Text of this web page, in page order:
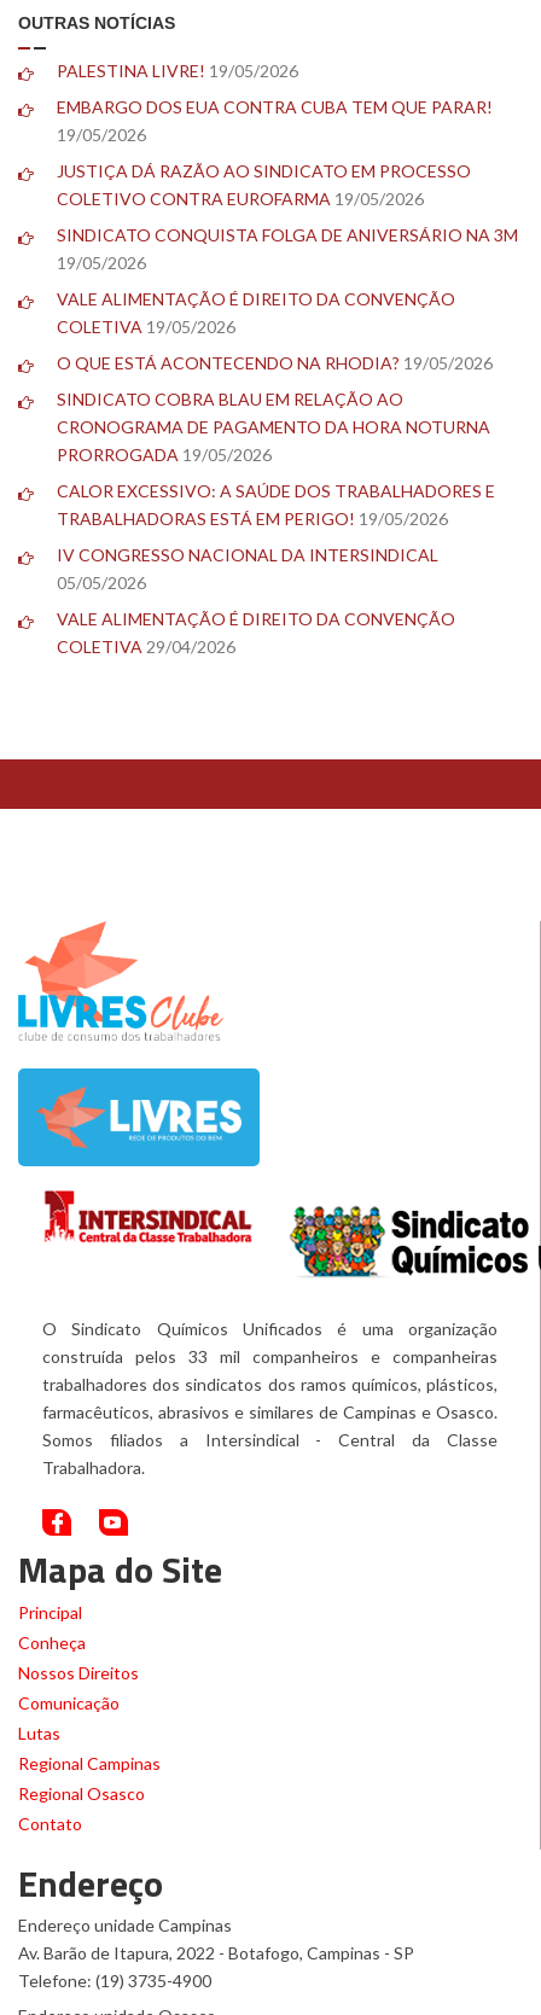
OUTRAS NOTÍCIAS
PALESTINA LIVRE! 19/05/2026
EMBARGO DOS EUA CONTRA CUBA TEM QUE PARAR!
19/05/2026
JUSTIÇA DÁ RAZÃO AO SINDICATO EM PROCESSO
COLETIVO CONTRA EUROFARMA 19/05/2026
SINDICATO CONQUISTA FOLGA DE ANIVERSÁRIO NA 3M
19/05/2026
VALE ALIMENTAÇÃO É DIREITO DA CONVENÇÃO
COLETIVA 19/05/2026
O QUE ESTÁ ACONTECENDO NA RHODIA? 19/05/2026
SINDICATO COBRA BLAU EM RELAÇÃO AO
CRONOGRAMA DE PAGAMENTO DA HORA NOTURNA
PRORROGADA 19/05/2026
CALOR EXCESSIVO: A SAÚDE DOS TRABALHADORES E
TRABALHADORAS ESTÁ EM PERIGO! 19/05/2026
IV CONGRESSO NACIONAL DA INTERSINDICAL
05/05/2026
VALE ALIMENTAÇÃO É DIREITO DA CONVENÇÃO
COLETIVA29/04/2026
O Sindicato Químicos Unificados é uma organização
construída pelos 33 mil companheiros e companheiras
trabalhadores dos sindicatos dos ramos químicos, plásticos,
farmacêuticos, abrasivos e similares de Campinas e Osasco.
Somos filiados a Intersindical - Central da Classe
Trabalhadora.
Mapa do Site
Principal
Conheça
Nossos Direitos
Comunicação
Lutas
Regional Campinas
Regional Osasco
Contato
Endereço
Endereço unidade Campinas
Av. Barão de Itapura, 2022 - Botafogo, Campinas - SP
Telefone: (19) 3735-4900